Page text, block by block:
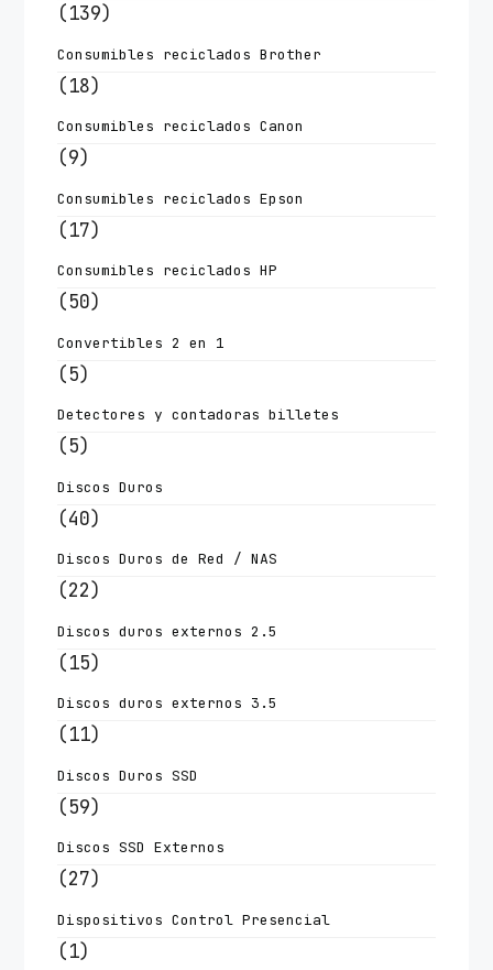
(139)
Consumibles reciclados Brother
(18)
Consumibles reciclados Canon
(9)
Consumibles reciclados Epson
(17)
Consumibles reciclados HP
(50)
Convertibles 2 en 1
(5)
Detectores y contadoras billetes
(5)
Discos Duros
(40)
Discos Duros de Red / NAS
(22)
Discos duros externos 2.5
(15)
Discos duros externos 3.5
(11)
Discos Duros SSD
(59)
Discos SSD Externos
(27)
Dispositivos Control Presencial
(1)